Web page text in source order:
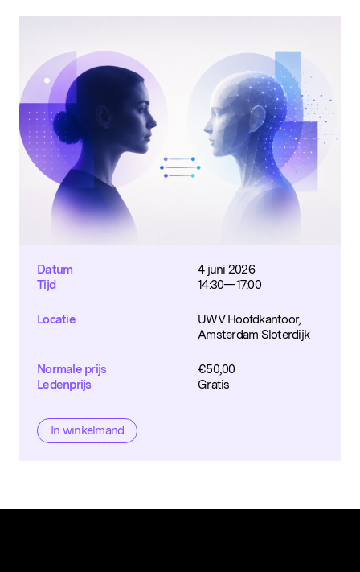
Populaire zoekopdrachten
Datum
4 juni 2026
Tijd
14:30—17:00
Locatie
UWV Hoofdkantoor,
Amsterdam Sloterdijk
Normale prijs €50,00
Ledenprijs
Gratis
In winkelmand